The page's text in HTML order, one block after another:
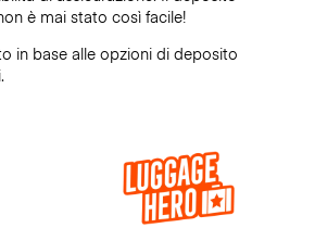
è mai stato così facile!
in base alle opzioni di deposito